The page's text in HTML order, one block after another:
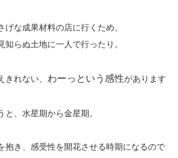
げな成果材料の店に行くため、
知らぬ土地に一人で行ったり。
れない、 わーっという感性があります
、水星期から金星期。
抱き、感受性を開花させる時期になるので